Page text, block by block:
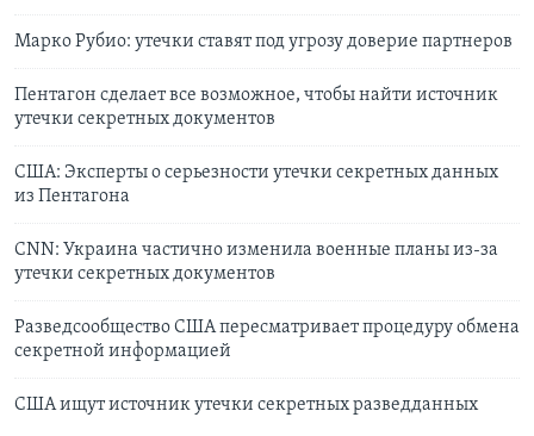
Марко Рубио: утечки ставят под угрозу доверие партнеров
Пентагон сделает все возможное, чтобы найти источник
утечки секретных документов
США: Эксперты о серьезности утечки секретных данных
из Пентагона
CNN: Украина частично изменила военные планы из-за
утечки секретных документов
Разведсообщество США пересматривает процедуру обмена
секретной информацией
США ищут источник утечки секретных разведданных